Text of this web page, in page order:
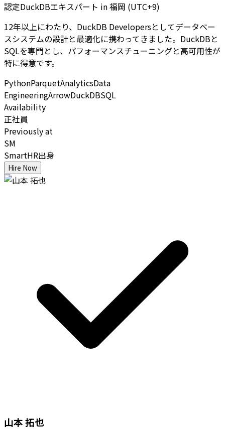
認定DuckDBエキスパート in福岡 (UTC+9)
12年以上にわたり、DuckDB Developersとしてデータベー
スシステムの設計と最適化に携わってきました。DuckDBと
SQLを専門とし、パフォーマンスチューニングと高可用性が
特に得意です。
PythonParquetAnalyticsData
EngineeringArrowDuckDBSQL
Availability
正社員
Previously at
SM
SmartHR出身
Hire Now
山本 拓也